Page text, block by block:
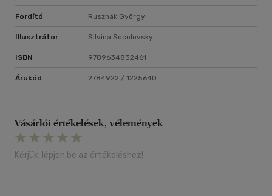
Fordító Rusznák György
Illusztrátor Silvina Socolovsky
ISBN 9789634832461
Árukód 2784922 / 1225640
Vásárlói értékelések, vélemények
Kérjük, lépjen be az értékeléshez!